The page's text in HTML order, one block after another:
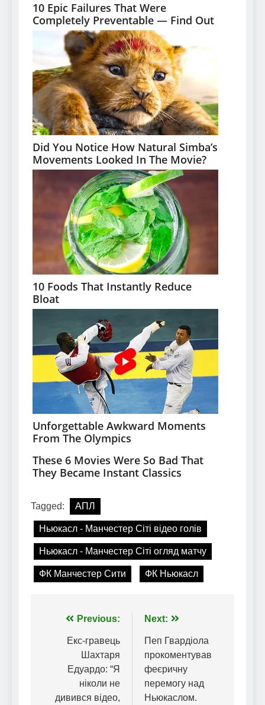
Tagged: АПЛ
Ньюкасл - Манчестер Сіті відео голів
Ньюкасл - Манчестер Сіті огляд матчу
ФК Манчестер Сити ФК Ньюкасл
Навігація
записів
Previous:
Екс-гравець
Шахтаря
Едуардо: “Я
ніколи не
дивився відео,
Next:
Пеп Гвардіола
прокоментував
феєричну
перемогу над
Ньюкаслом.